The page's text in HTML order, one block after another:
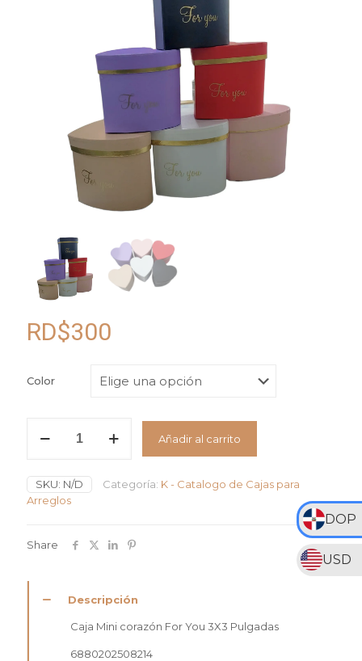
DOP
USD
RD$300
Color
Mini
You
cantidad
Añadir al carrito
SKU: N/D Categoría: K - Catalogo de Cajas para
Arreglos
Share
Descripción
Caja Mini corazón For You 3X3 Pulgadas
6880202508214